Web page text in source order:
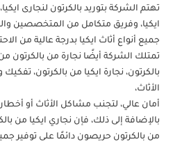
تهتم الشركة بتوريد بالكرتون لنجارى
ايكيا، وفريق متكامل من المتخصصين
جميع أنواع أثاث ايكيا بدرجة عالية من
تمتلك الشركة أيضًا نجارة من بالكرتون من
بالكرتون، نجارة ايكيا من بالكرتون،
الأثاث،
أمان عالي، لتجنب مشاكل الأثاث أو
بالإضافة إلى ذلك، فإن نجاري ايكيا من
من بالكرتون حريصون دائمًا على توفير